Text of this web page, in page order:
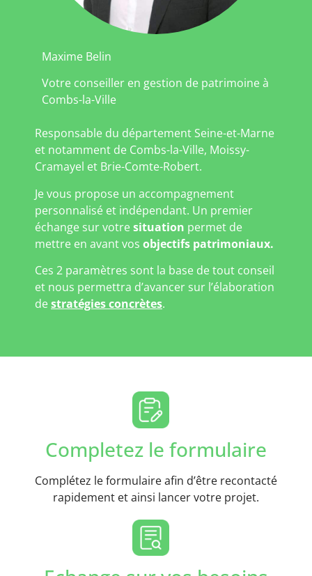
Maxime Belin
Votre conseiller en gestion de patrimoine à
Combs-la-Ville
Responsable du département Seine-et-Marne
et notamment de Combs-la-Ville, Moissy-
Cramayel et Brie-Comte-Robert.
Je vous propose un accompagnement
personnalisé et indépendant. Un premier
échange sur votresituation permet de
mettre en avant vos objectifs patrimoniaux.
Ces 2 paramètres sont la base de tout conseil
et nous permettra d’avancer sur l’élaboration
destratégies concrètes.
Completez le formulaire
Complétez le formulaire afin d’être recontacté
rapidement et ainsi lancer votre projet.